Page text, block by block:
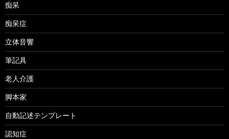
痴呆
痴呆症
立体音響
筆記具
老人介護
脚本家
自動記述テンプレート
認知症